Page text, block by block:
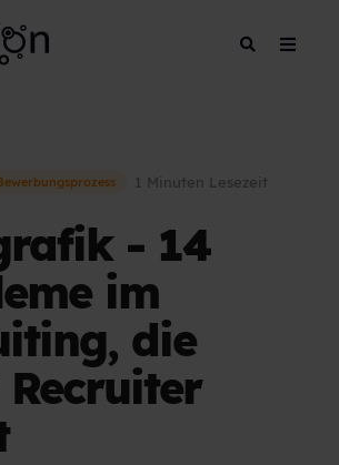
1 Minuten Lesezeit
- 14
im
die